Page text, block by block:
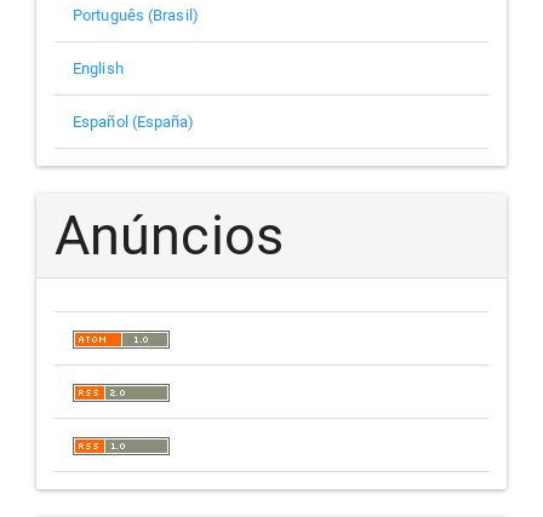
Português (Brasil)
English
Español (España)
Anúncios